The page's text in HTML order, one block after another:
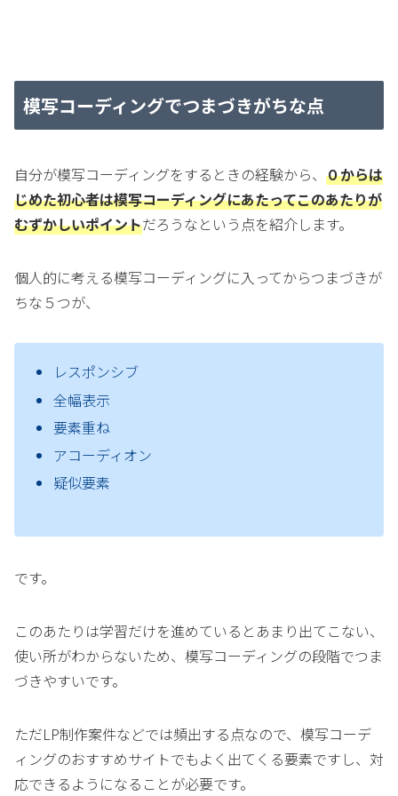
模写コーディングでつまづきがちな点
自分が模写コーディングをするときの経験から、 ０からは
じめた初心者は模写コーディングにあたってこのあたりが
むずかしいポイントだろうなという点を紹介します。
個人的に考える模写コーディングに入ってからつまづきが
ちな５つが、
レスポンシブ
全幅表示
要素重ね
アコーディオン
疑似要素
です。
このあたりは学習だけを進めているとあまり出てこない、
使い所がわからないため、模写コーディングの段階でつま
づきやすいです。
ただLP制作案件などでは頻出する点なので、模写コーデ
ィングのおすすめサイトでもよく出てくる要素ですし、対
応できるようになることが必要です。